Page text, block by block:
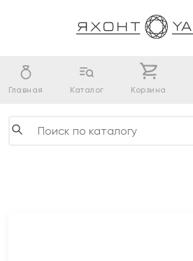
Главная Каталог Корзина